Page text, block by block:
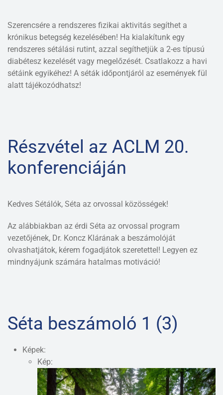
Szerencsére a rendszeres fizikai aktivitás segíthet a
krónikus betegség kezelésében! Ha kialakítunk egy
rendszeres sétálási rutint, azzal segíthetjük a 2-es típusú
diabétesz kezelését vagy megelőzését. Csatlakozz a havi
sétáink egyikéhez! A séták időpontjáról az események fül
alatt tájékozódhatsz!
Részvétel az ACLM 20.
konferenciáján
Kedves Sétálók, Séta az orvossal közösségek!
Az alábbiakban az érdi Séta az orvossal program
vezetőjének, Dr. Koncz Klárának a beszámolóját
olvashatjátok, kérem fogadjátok szeretettel! Legyen ez
mindnyájunk számára hatalmas motiváció!
Séta beszámoló 1 (3)
Képek:
Kép: